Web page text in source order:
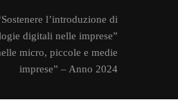
l’introduzione di
digitali nelle imprese”
micro, piccole e medie
imprese” – Anno 2024